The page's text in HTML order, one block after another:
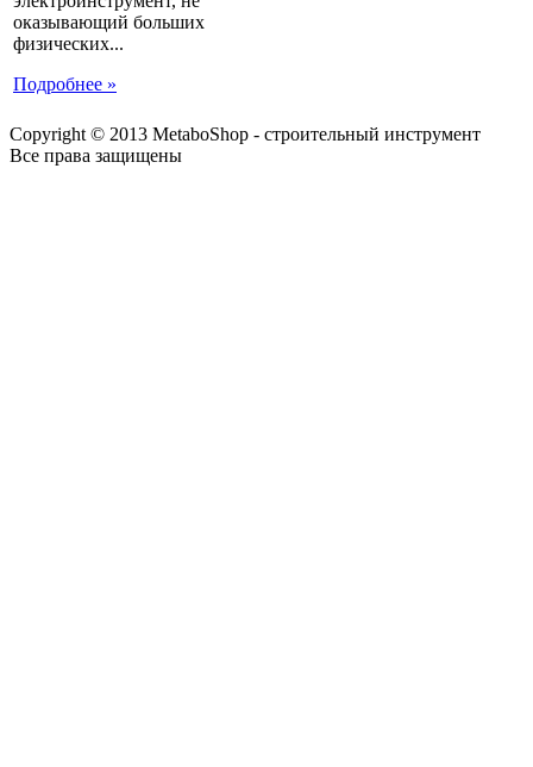
оказывающий больших
физических...
Подробнее »
Copyright © 2013 MetaboShop - строительный инструмент
Все права защищены